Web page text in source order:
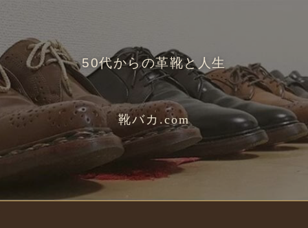
50代からの革靴と人生
靴バカ.com